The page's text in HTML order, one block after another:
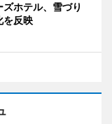
ホテル、雪づり
を反映